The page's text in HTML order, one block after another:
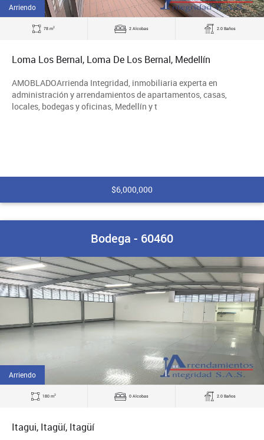
Arriendo
78 m2 2 Alcobas 2.0 Baños
Loma Los Bernal, Loma De Los Bernal, Medellín
AMOBLADOArrienda Integridad, inmobiliaria experta en
administración y arrendamientos de apartamentos, casas,
locales, bodegas y oficinas, Medellín y t
$6,000,000
Bodega - 60460
Arriendo
180 m2 0 Alcobas 2.0 Baños
Itagui, Itagüí, Itagüí